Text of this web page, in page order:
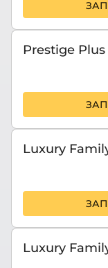
Prestige Plus
Luxury
Luxury